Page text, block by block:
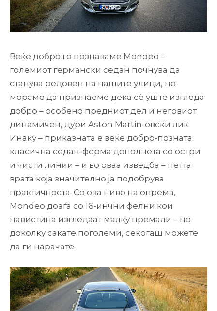
Веќе добро го познаваме Mondeo –
големиот германски седан почнува да
станува редовен на нашите улици, но
мораме да признаеме дека сè уште изгледа
добро – особено предниот дел и неговиот
динамичен, дури Aston Martin-овски лик.
Инаку – приказната е веќе добро-позната:
класична седан-форма дополнета со остри
и чисти линии – и во оваа изведба – петта
врата која значително ја подобрува
практичноста. Со ова ниво на опрема,
Mondeo доаѓа со 16-инчни фелни кои
навистина изгледаат малку премали – но
доколку сакате поголеми, секогаш можете
да ги нарачате.